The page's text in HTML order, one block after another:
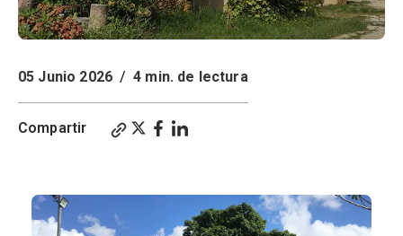
05 Junio 2026 / 4 min. de lectura
Compartir